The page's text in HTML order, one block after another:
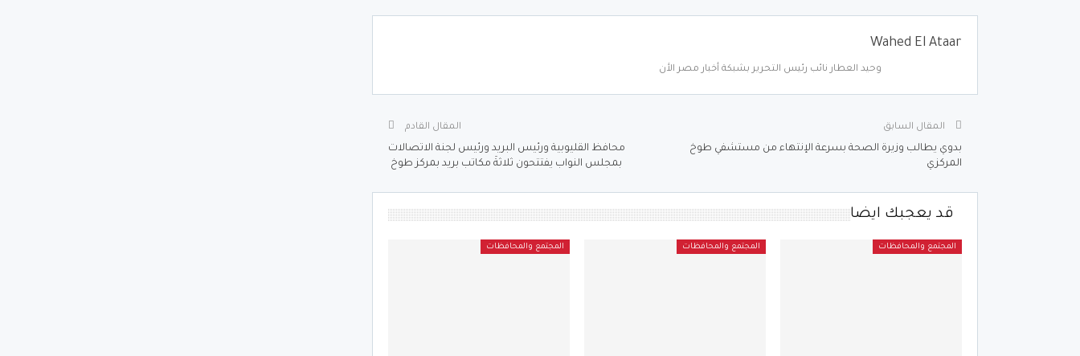
Wahed El Ataar
وحيد العطار نائب رئيس التحرير بشبكة أخبار مصر الأن
المقال السابق
بدوي يطالب وزيرة الصحة بسرعة الإنتهاء من مستشفي طوخ
المركزي
المقال القادم
محافظ القليوبية ورئيس البريد ورئيس لجنة الاتصالات
بمجلس النواب يفتتحون ثلاثةَ مكاتب بريد بمركز طوخ
قد يعجبك ايضا
المجتمع والمحافظات المجتمع والمحافظات المجتمع والمحافظات